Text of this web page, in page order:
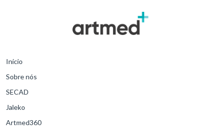
Início
Sobre nós
SECAD
Jaleko
Artmed360